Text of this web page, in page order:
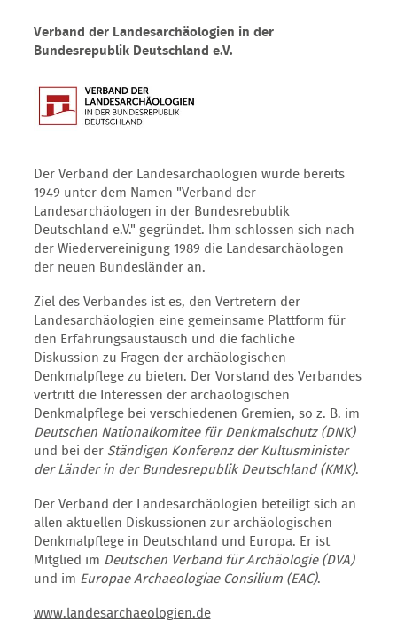
Verband der Landesarchäologien in der
Bundesrepublik Deutschland e.V.
Der Verband der Landesarchäologien wurde bereits
1949 unter dem Namen "Verband der
Landesarchäologen in der Bundesrebublik
Deutschland e.V." gegründet. Ihm schlossen sich nach
der Wiedervereinigung 1989 die Landesarchäologen
der neuen Bundesländer an.
Ziel des Verbandes ist es, den Vertretern der
Landesarchäologien eine gemeinsame Plattform für
den Erfahrungsaustausch und die fachliche
Diskussion zu Fragen der archäologischen
Denkmalpflege zu bieten. Der Vorstand des Verbandes
vertritt die Interessen der archäologischen
Denkmalpflege bei verschiedenen Gremien, so z. B. im
Deutschen Nationalkomitee für Denkmalschutz (DNK)
und bei derStändigen Konferenz der Kultusminister
der Länder in der Bundesrepublik Deutschland (KMK).
Der Verband der Landesarchäologien beteiligt sich an
allen aktuellen Diskussionen zur archäologischen
Denkmalpflege in Deutschland und Europa. Er ist
Mitglied im Deutschen Verband für Archäologie (DVA)
und im Europae Archaeologiae Consilium (EAC).
www.landesarchaeologien.de